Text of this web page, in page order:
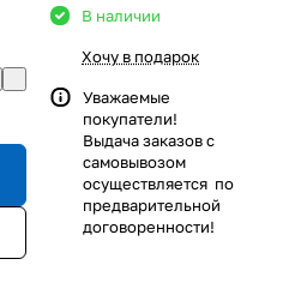
В наличии
Хочу в подарок
Уважаемые
покупатели!
Выдача заказов с
самовывозом
осуществляется по
предварительной
договоренности!